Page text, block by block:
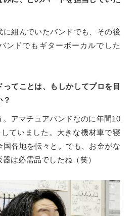
に組んでいたバンドでも、その後
ンドでもギターボーカルでした
てことは、もしかしてプロを目
？
。アマチュアバンドなのに年間10
ていました。大きな機材車で寝
国各地を転々と。でも、お金がな
は必需品でしたね（笑）